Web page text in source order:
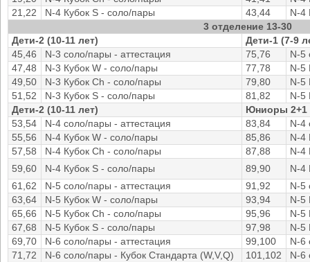
21,22
N-4 Кубок S - соло/пары 43,44
N-4
3 отделение 13-30
Дети-2 (10-11 лет)
Дети-1 (7-9
45,46
N-3 соло/пары - аттестация 75,76
N-5
47,48
N-3 Кубок W - соло/пары 77,78
N-5
49,50
N-3 Кубок Ch - соло/пары 79,80
N-5
51,52
N-3 Кубок S - соло/пары 81,82
N-5
Дети-2 (10-11 лет)
Юниоры 2+1
53,54
N-4 соло/пары - аттестация 83,84
N-4
55,56
N-4 Кубок W - соло/пары 85,86
N-4
57,58
N-4 Кубок Ch - соло/пары 87,88
N-4
59,60
N-4 Кубок S - соло/пары 89,90
N-4
61,62
N-5 соло/пары - аттестация 91,92
N-5
63,64
N-5 Кубок W - соло/пары 93,94
N-5
65,66
N-5 Кубок Ch - соло/пары 95,96
N-5
67,68
N-5 Кубок S - соло/пары 97,98
N-5
69,70
N-6 соло/пары - аттестация 99,100
N-6
71,72
N-6 соло/пары - Кубок Стандарта (W,V,Q) 101,102
N-6